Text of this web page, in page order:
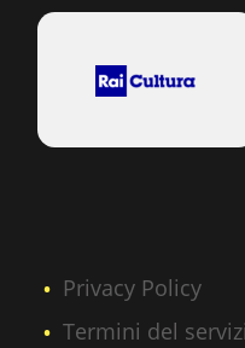
Privacy Policy
Termini del